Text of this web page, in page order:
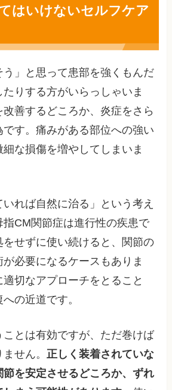
はいけないセルフケア
う」と思って患部を強くもんだ
たりする方がいらっしゃいま
善するどころか、炎症をさら
す。痛みがある部位への強い
な損傷を増やしてしまいま
れば自然に治る」という考え
CM関節症は進行性の疾患で
をせずに使い続けると、関節の
必要になるケースもありま
切なアプローチをとること
の近道です。
とは有効ですが、ただ巻けば
ません。正しく装着されていな
節を安定させるどころか、ずれ